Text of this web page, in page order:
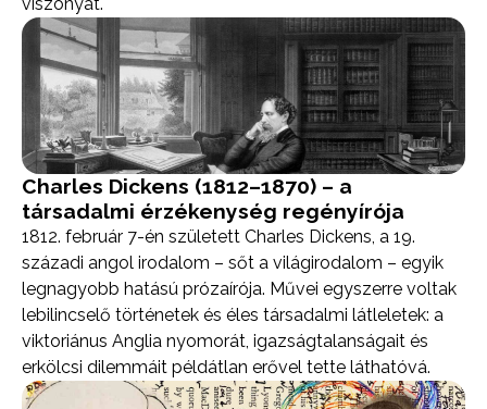
Charles Dickens (1812–1870) – a
társadalmi érzékenység regényírója
1812. február 7-én született Charles Dickens, a 19.
századi angol irodalom – sőt a világirodalom – egyik
legnagyobb hatású prózaírója. Művei egyszerre voltak
lebilincselő történetek és éles társadalmi látleletek: a
viktoriánus Anglia nyomorát, igazságtalanságait és
erkölcsi dilemmáit példátlan erővel tette láthatóvá.